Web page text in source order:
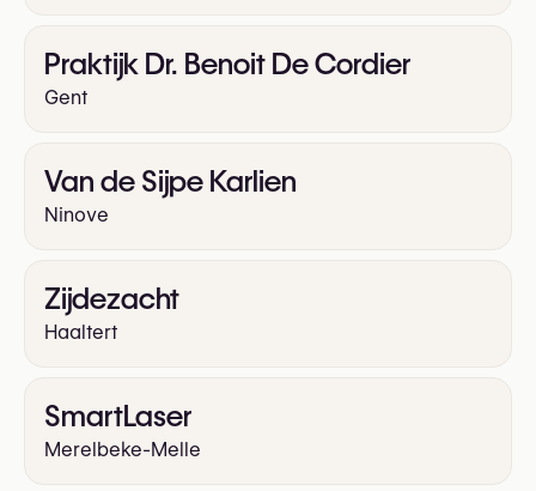
Praktijk Dr. Benoit De Cordier
Gent
Van de Sijpe Karlien
Ninove
Zijdezacht
Haaltert
SmartLaser
Merelbeke-Melle